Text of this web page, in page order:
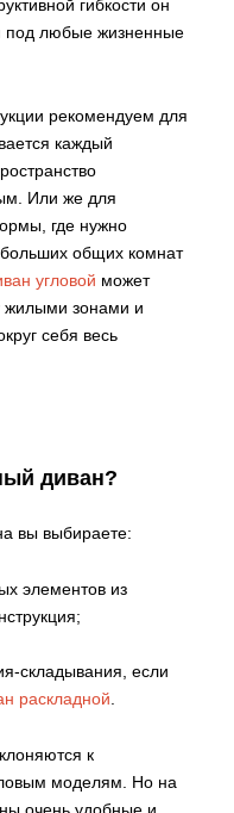
гибкости он
под любые жизненные
рекомендуем для
каждый
Или же для
где нужно
общих комнат
угловой может
жилыми зонами и
себя весь
диван?
вы выбираете:
элементов из
складывания, если
раскладной
к
моделям. Но на